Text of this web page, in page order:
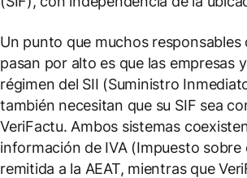
Un punto que muchos
pasan por alto es que las empresas
régimen del SII (Suministro
también necesitan que su SIF sea
VeriFactu. Ambos sistemas
información de IVA (Impuesto sobre
remitida a la AEAT, mientras que